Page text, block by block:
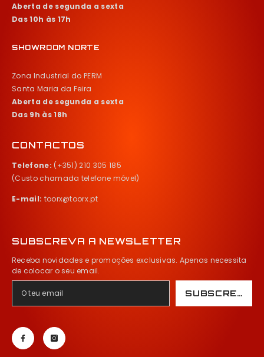
Aberta de segunda a sexta
Das 10h às 17h
SHOWROOM NORTE
Zona Industrial do PERM
Santa Maria da Feira
Aberta de segunda a sexta
Das 9h às 18h
CONTACTOS
Telefone: (+351) 210 305 185
(Custo chamada telefone móvel)
E-mail: toorx@toorx.pt
SUBSCREVA A NEWSLETTER
Receba novidades e promoções exclusivas. Apenas necessita
de colocar o seu email.
SUBSCREVER